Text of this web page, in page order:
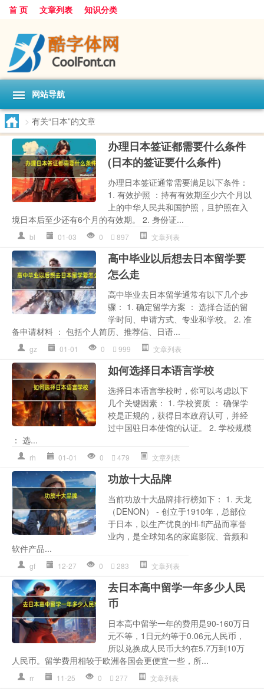
首 页 文章列表 知识分类
网站导航
> 有关“日本”的文章
办理日本签证都需要什么条件
(日本的签证要什么条件)
办理日本签证通常需要满足以下条件：
1. 有效护照 ：持有有效期至少六个月以
上的中华人民共和国护照，且护照在入
境日本后至少还有6个月的有效期。 2. 身份证...
bl 01-03 0 897 文章列表
高中毕业以后想去日本留学要
怎么走
高中毕业去日本留学通常有以下几个步
骤： 1. 确定留学方案 ： 选择合适的留
学时间、申请方式、专业和学校。 2. 准
备申请材料 ： 包括个人简历、推荐信、日语...
gz 01-01 0 999 文章列表
如何选择日本语言学校
选择日本语言学校时，你可以考虑以下
几个关键因素： 1. 学校资质 ： 确保学
校是正规的，获得日本政府认可，并经
过中国驻日本使馆的认证。 2. 学校规模
： 选...
rh 01-01 0 479 文章列表
功放十大品牌
当前功放十大品牌排行榜如下： 1. 天龙
（DENON） - 创立于1910年，总部位
于日本，以生产优良的Hi-fi产品而享誉
业内，是全球知名的家庭影院、音频和
软件产品...
gf 12-27 0 283 文章列表
去日本高中留学一年多少人民
币
日本高中留学一年的费用是90-160万日
元不等，1日元约等于0.06元人民币，
所以兑换成人民币大约在5.7万到10万
人民币。留学费用相较于欧洲各国会更便宜一些，所...
rr 11-25 0 277 文章列表